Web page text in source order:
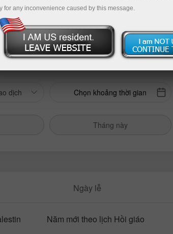
dịch Chọn khoảng thời gian
Tháng này
Ngày lễ
Năm mới theo lịch Hồi giáo
for any inconvenience caused by this message.